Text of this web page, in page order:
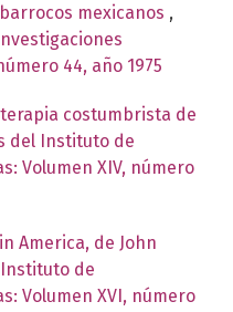
mexicanos ,
44, año 1975
costumbrista de
del Instituto de
Volumen XIV, número
America, de John
de
Volumen XVI, número